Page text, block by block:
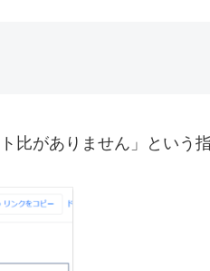
比がありません」という